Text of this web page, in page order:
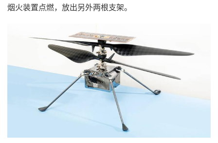
烟火装置点燃，放出另外两根支架。